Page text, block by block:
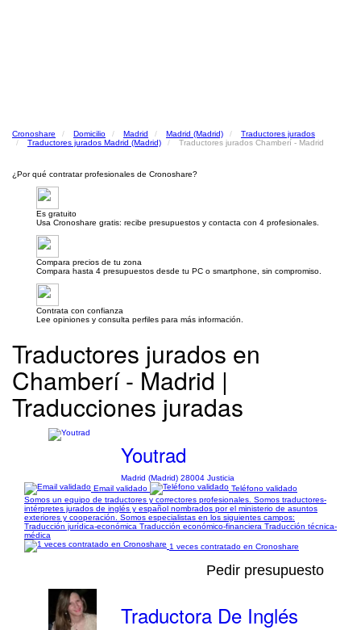
Cronoshare Domicilio Madrid Madrid (Madrid)
Traductores jurados
Traductores jurados Madrid (Madrid)
Traductores jurados Chamberí - Madrid
¿Por qué contratar profesionales de Cronoshare?
Es gratuito
Usa Cronoshare gratis: recibe presupuestos y contacta con 4 profesionales.
Compara precios de tu zona
Compara hasta 4 presupuestos desde tu PC o smartphone, sin compromiso.
Contrata con confianza
Lee opiniones y consulta perfiles para más información.
Traductores jurados en
Chamberí - Madrid |
Traducciones juradas
Youtrad
Madrid (Madrid) 28004 Justicia
Email validado
Teléfono validado
Somos un equipo de traductores y correctores profesionales. Somos traductores-
intérpretes jurados de inglés y español nombrados por el ministerio de asuntos
exteriores y cooperación. Somos especialistas en los siguientes campos:
Traducción jurídica-económica Traducción económico-financiera Traducción técnica-
médica
1 veces contratado en Cronoshare
Pedir presupuesto
Traductora De Inglés